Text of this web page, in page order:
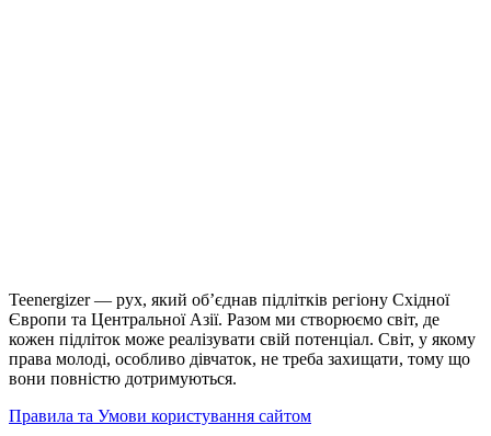
Teenergizer — рух, який об’єднав підлітків регіону Східної
Європи та Центральної Азії. Разом ми створюємо світ, де
кожен підліток може реалізувати свій потенціал. Світ, у якому
права молоді, особливо дівчаток, не треба захищати, тому що
вони повністю дотримуються.
Правила та Умови користування сайтом